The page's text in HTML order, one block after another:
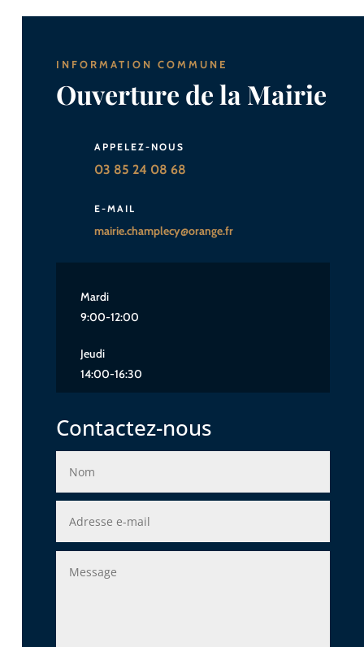
INFORMATION COMMUNE
Ouverture de la Mairie
APPELEZ-NOUS
03 85 24 08 68
E-MAIL
mairie.champlecy@orange.fr
Mardi
9:00-12:00
Jeudi
14:00-16:30
Contactez-nous